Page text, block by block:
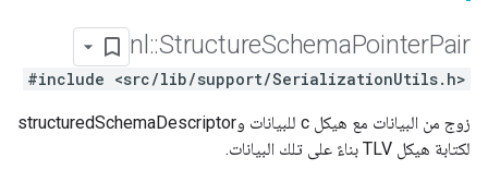
nl ::StructureSchemaPointerPair
#include <src/lib/support/SerializationUtils.h>
زوج من البيانات مع هيكل c للبيانات وstructuredSchemaDescriptor
لكتابة هيكل TLV بناءً على تلك البيانات.